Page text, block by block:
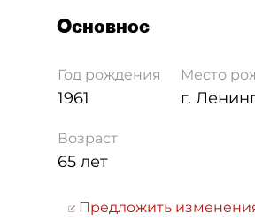
Основное
Год рождения
1961
Место
г.
Возраст
65 лет
Предложить